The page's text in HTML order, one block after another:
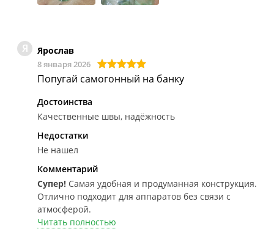
Я Ярослав
8 января 2026
Попугай самогонный на банку
Достоинства
Качественные швы, надёжность
Недостатки
Не нашел
Комментарий
Супер! Самая удобная и продуманная конструкция.
Отлично подходит для аппаратов без связи с
атмосферой.
Читать полностью